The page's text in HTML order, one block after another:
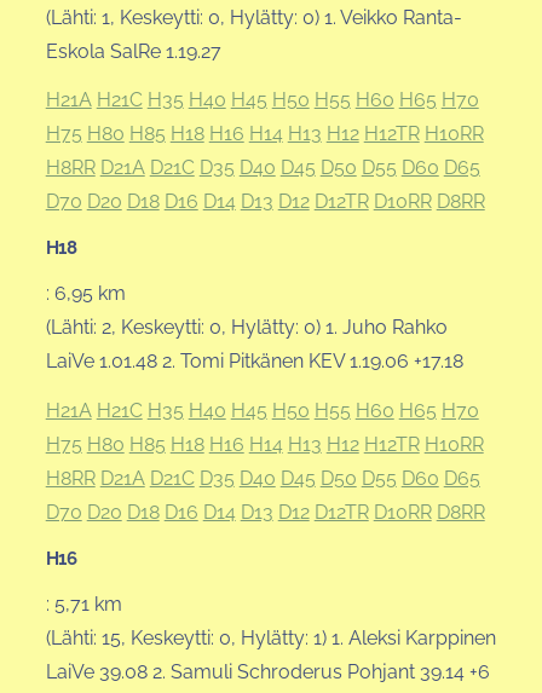
(Lähti: 1, Keskeytti: 0, Hylätty: 0) 1. Veikko Ranta-
Eskola SalRe 1.19.27
H21A H21C H35 H40 H45 H50 H55 H60 H65 H70
H75 H80 H85 H18 H16 H14 H13 H12 H12TR H10RR
H8RR D21A D21C D35 D40 D45 D50 D55 D60 D65
D70 D20 D18 D16 D14 D13 D12 D12TR D10RR D8RR
H18
: 6,95 km
(Lähti: 2, Keskeytti: 0, Hylätty: 0) 1. Juho Rahko
LaiVe 1.01.48 2. Tomi Pitkänen KEV 1.19.06 +17.18
H21A H21C H35 H40 H45 H50 H55 H60 H65 H70
H75 H80 H85 H18 H16 H14 H13 H12 H12TR H10RR
H8RR D21A D21C D35 D40 D45 D50 D55 D60 D65
D70 D20 D18 D16 D14 D13 D12 D12TR D10RR D8RR
H16
: 5,71 km
(Lähti: 15, Keskeytti: 0, Hylätty: 1) 1. Aleksi Karppinen
LaiVe 39.08 2. Samuli Schroderus Pohjant 39.14 +6